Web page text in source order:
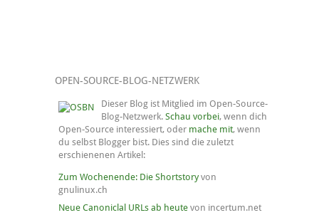
OPEN-SOURCE-BLOG-NETZWERK
Dieser Blog ist Mitglied im Open-Source-
Blog-Netzwerk. Schau vorbei, wenn dich
Open-Source interessiert, oder mache mit, wenn
du selbst Blogger bist. Dies sind die zuletzt
erschienenen Artikel:
Zum Wochenende: Die Shortstoryvon
gnulinux.ch
Neue Canoniclal URLs ab heutevon incertum.net